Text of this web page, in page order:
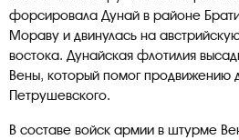
форсировала Дунай в районе
Мораву и двинулась на
востока. Дунайская флотилия
Вены, который помог продвижению
Петрушевского.
В составе войск армии в штурме